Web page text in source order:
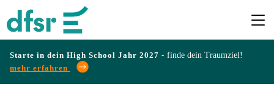
Starte in dein High School Jahr 2027 - finde dein Traumziel!
mehr erfahren